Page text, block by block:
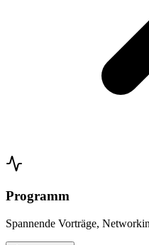
Programm
Spannende Vorträge,